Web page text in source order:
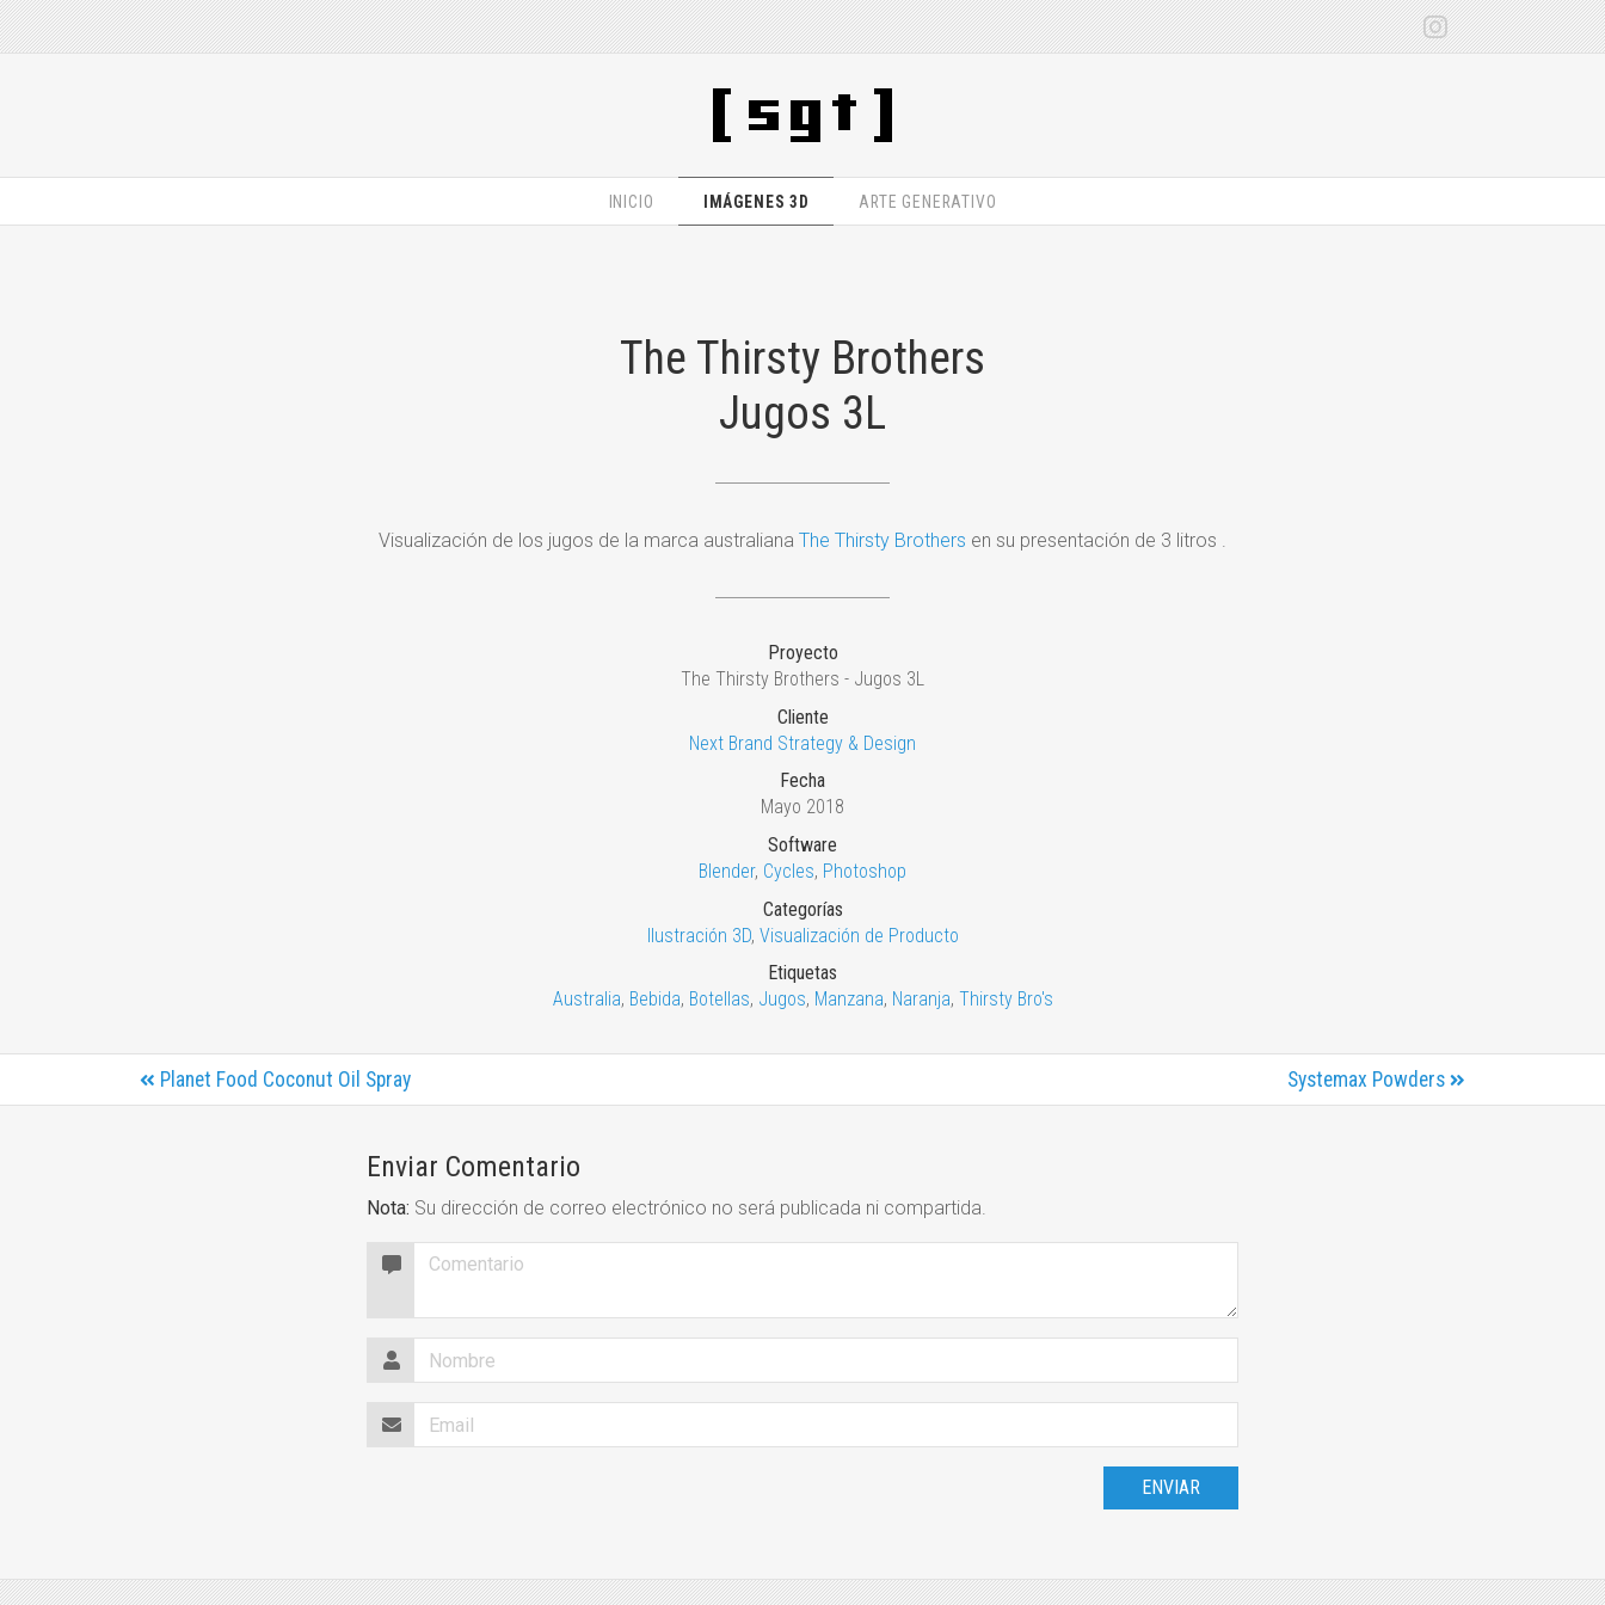
INICIO IMÁGENES 3D ARTE GENERATIVO
The Thirsty Brothers
Jugos 3L
Visualización de los jugos de la marca australiana The Thirsty Brothers en su presentación de 3 litros .
Proyecto
The Thirsty Brothers - Jugos 3L
Cliente
Next Brand Strategy & Design
Fecha
Mayo 2018
Software
Blender, Cycles, Photoshop
Categorías
Ilustración 3D, Visualización de Producto
Etiquetas
Australia, Bebida, Botellas, Jugos, Manzana, Naranja, Thirsty Bro's
Planet Food Coconut Oil Spray Systemax Powders
Enviar Comentario
Nota: Su dirección de correo electrónico no será publicada ni compartida.